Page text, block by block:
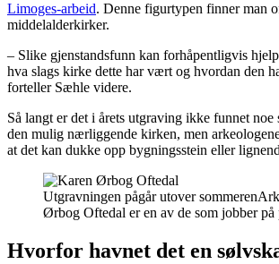
Limoges-arbeid. Denne figurtypen finner man
middelalderkirker.
– Slike gjenstandsfunn kan forhåpentligvis
hva slags kirke dette har vært og hvordan den
forteller Sæhle videre.
Så langt er det i årets utgraving ikke funnet
den mulig nærliggende kirken, men
at det kan dukke opp bygningsstein eller
Utgravningen pågår utover sommeren
Ørbog Oftedal er en av de som jobber på
Hvorfor havnet det en